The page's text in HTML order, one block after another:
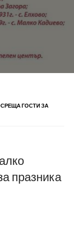
ГОСТИ ЗА
празника